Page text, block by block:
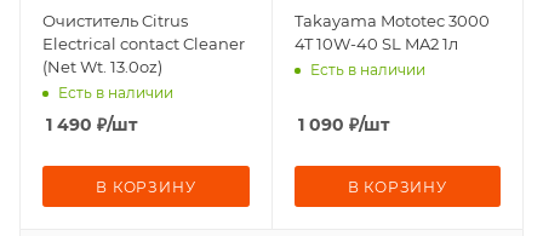
Очиститель Citrus
Electrical contact Cleaner
(Net Wt. 13.0oz)
Есть в наличии
1 490 ₽/шт
В КОРЗИНУ
Takayama Mototec 3000
4T 10W-40 SL MA2 1л
Есть в наличии
1 090 ₽/шт
В КОРЗИНУ